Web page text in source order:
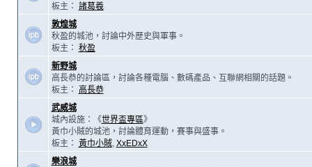
板主： 諸葛羲
敦煌城
秋盈的城池，討論中外歷史與軍事。
板主： 秋盈
新野城
高長恭的討論區，討論各種電腦、數碼產品、互聯網相關的話題。
板主：
高長恭
武威城
城內設施：《世界盃專區》
黃巾小賊的城池，討論體育運動，賽事與盛事。
板主： 黃巾小賊, XxEDxX
樂浪城